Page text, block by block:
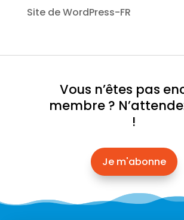
Site de WordPress-FR
Vous n’êtes pas
membre ?
!
Je m'abonne